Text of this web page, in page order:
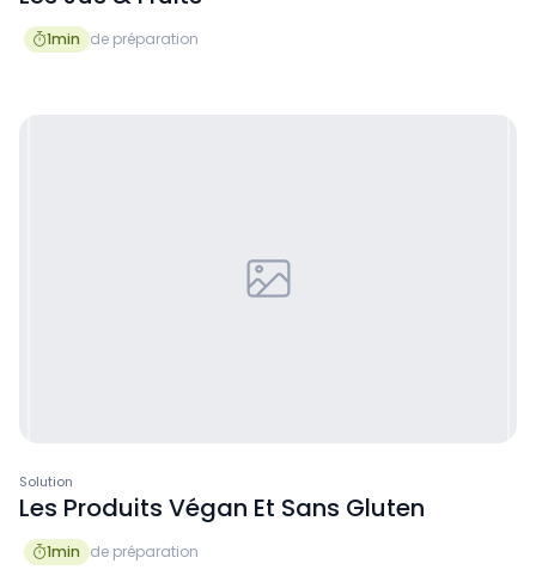
1min de préparation
Solution
Les Produits Végan Et Sans Gluten
1min de préparation